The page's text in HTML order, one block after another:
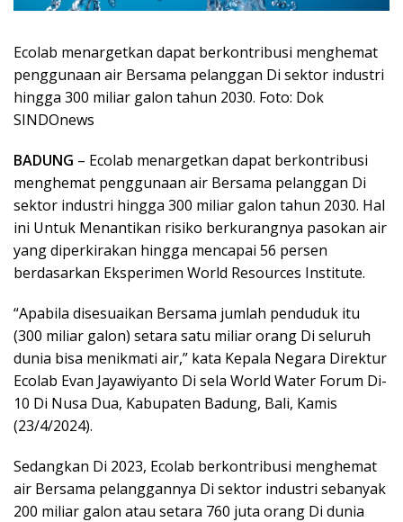
Ecolab menargetkan dapat berkontribusi menghemat
penggunaan air Bersama pelanggan Di sektor industri
hingga 300 miliar galon tahun 2030. Foto: Dok
SINDOnews
BADUNG – Ecolab menargetkan dapat berkontribusi
menghemat penggunaan air Bersama pelanggan Di
sektor industri hingga 300 miliar galon tahun 2030. Hal
ini Untuk Menantikan risiko berkurangnya pasokan air
yang diperkirakan hingga mencapai 56 persen
berdasarkan Eksperimen World Resources Institute.
“Apabila disesuaikan Bersama jumlah penduduk itu
(300 miliar galon) setara satu miliar orang Di seluruh
dunia bisa menikmati air,” kata Kepala Negara Direktur
Ecolab Evan Jayawiyanto Di sela World Water Forum Di-
10 Di Nusa Dua, Kabupaten Badung, Bali, Kamis
(23/4/2024).
Sedangkan Di 2023, Ecolab berkontribusi menghemat
air Bersama pelanggannya Di sektor industri sebanyak
200 miliar galon atau setara 760 juta orang Di dunia